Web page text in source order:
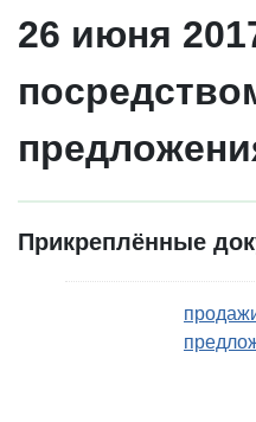
26 июня
Прикреплённые